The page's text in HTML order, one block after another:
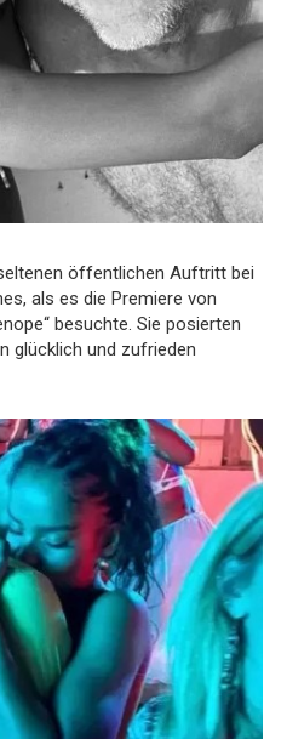
öffentlichen Auftritt bei
als es die Premiere von
besuchte. Sie posierten
glücklich und zufrieden